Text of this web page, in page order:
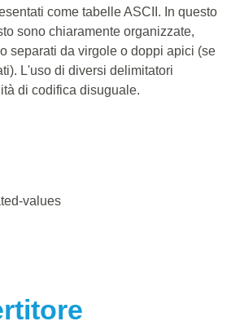
come tabelle ASCII. In questo
sono chiaramente organizzate,
separati da virgole o doppi apici (se
L'uso di diversi delimitatori
di codifica disuguale.
values